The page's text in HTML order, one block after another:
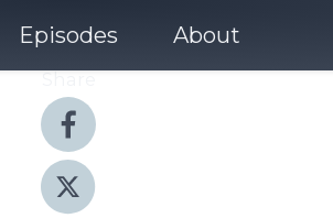
Episodes About